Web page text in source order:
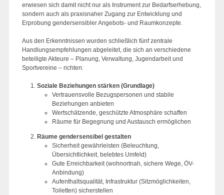
erwiesen sich damit nicht nur als Instrument zur Bedarfserhebung,
sondern auch als praxisnaher Zugang zur Entwicklung und
Erprobung gendersensibler Angebots- und Raumkonzepte.
Aus den Erkenntnissen wurden schließlich fünf zentrale
Handlungsempfehlungen abgeleitet, die sich an verschiedene
beteiligte Akteure – Planung, Verwaltung, Jugendarbeit und
Sportvereine – richten:
Soziale Beziehungen stärken (Grundlage)
Vertrauensvolle Bezugspersonen und stabile
Beziehungen anbieten
Wertschätzende, geschützte Atmosphäre schaffen
Räume für Begegnung und Austausch ermöglichen
Räume gendersensibel gestalten
Sicherheit gewährleisten (Beleuchtung,
Übersichtlichkeit, belebtes Umfeld)
Gute Erreichbarkeit (wohnortnah, sichere Wege, ÖV-
Anbindung)
Aufenthaltsqualität, Infrastruktur (Sitzmöglichkeiten,
Toiletten) sicherstellen